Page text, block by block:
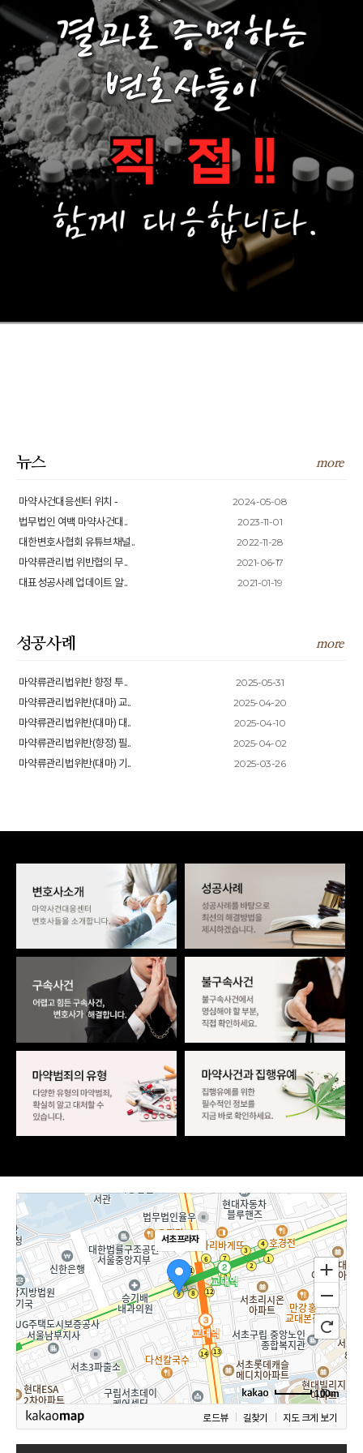
뉴스 more
마약사건대응센터 위치 -
2024-05-08
법무법인 여백 마약사건대..
2023-11-01
대한변호사협회 유튜브채널..
2022-11-28
마약류관리법 위반협의 무..
2021-06-17
대표성공사례 업데이트 알..
2021-01-19
성공사례 more
마약류관리법위반 향정 투..
2025-05-31
마약류관리법위반(대마) 교..
2025-04-20
마약류관리법위반(대마) 대..
2025-04-10
마약류관리법위반(향정) 필..
2025-04-02
마약류관리법위반(대마) 기..
2025-03-26
서초프라자
100m
로드뷰 길찾기 지도 크게 보기